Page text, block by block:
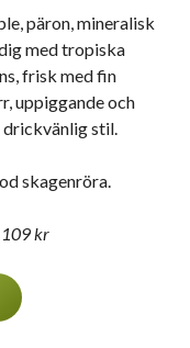
päron, mineralisk
med tropiska
frisk med fin
uppiggande och
stil.
skagenröra.
109 kr